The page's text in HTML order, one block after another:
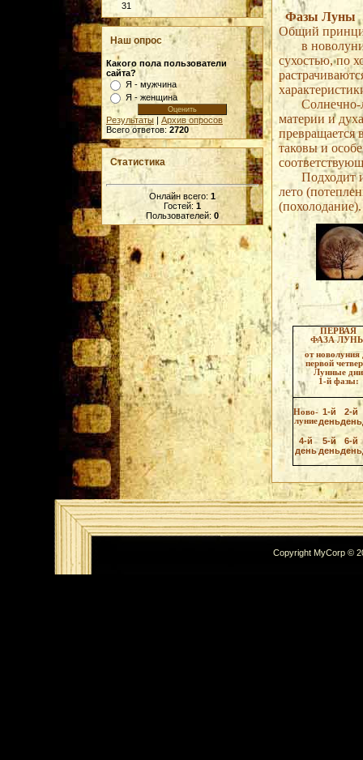
31
Наш опрос
Какого пола пользователи
сайта?
Я - мужчина
Я - женщина
Результаты | Архив опросов
Всего ответов: 2720
Статистика
Онлайн всего: 1
Гостей: 1
Пользователей: 0
Фазы Луны
Общий
в новолуние
сухостью, по
Солнечно-
материи и
превращается
таковы и
Подходит и
лето
(похолодание).
ПЕРВАЯ
ФАЗА
от новолуния
первой
Лунные дни
1-й фазы:
Ново-
луние
1-й
день
2-й
день
4-й
день
5-й
день
6-й
день
Copyright MyCorp ©